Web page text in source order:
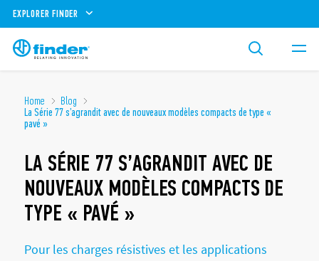
EXPLORER FINDER
Home
Blog
La Série 77 s’agrandit avec de nouveaux modèles compacts de type «
pavé »
LA SÉRIE 77 S’AGRANDIT AVEC DE
NOUVEAUX MODÈLES COMPACTS DE
TYPE « PAVÉ »
Pour les charges résistives et les applications